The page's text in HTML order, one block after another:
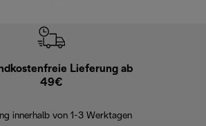
Lieferung ab
49€
innerhalb von 1-3 Werktagen